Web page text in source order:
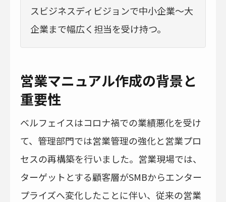
スビジネスディビジョンで中小企業〜大
企業まで幅広く担当を受け持つ。
営業マニュアル作成の背景と
重要性
ベルフェイスはコロナ禍での業績悪化を受け
て、管理部門では営業管理の強化と営業プロ
セスの再構築を行いました。営業現場では、
ターゲットとする顧客層がSMBからエンター
プライズへ変化したことに伴い、従来の営業